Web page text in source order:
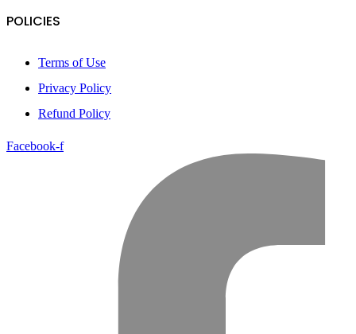
POLICIES
Terms of Use
Privacy Policy
Refund Policy
Facebook-f